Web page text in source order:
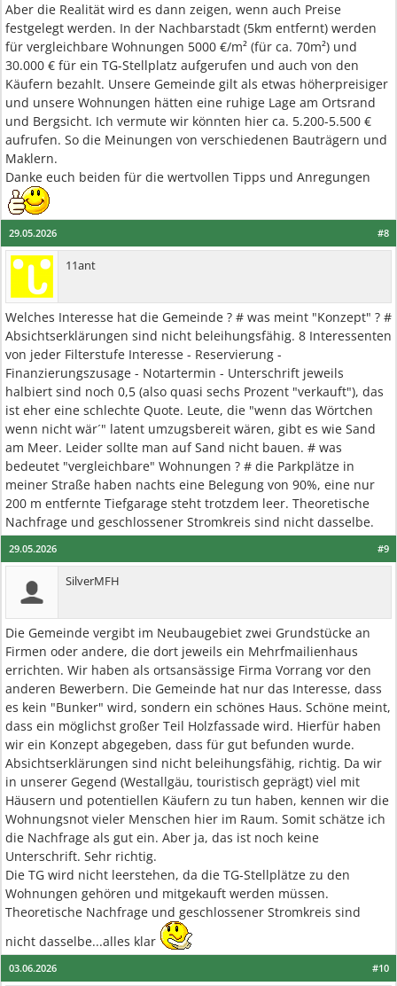
Aber die Realität wird es dann zeigen, wenn auch Preise
festgelegt werden. In der Nachbarstadt (5km entfernt) werden
für vergleichbare Wohnungen 5000 €/m² (für ca. 70m²) und
30.000 € für ein TG-Stellplatz aufgerufen und auch von den
Käufern bezahlt. Unsere Gemeinde gilt als etwas höherpreisiger
und unsere Wohnungen hätten eine ruhige Lage am Ortsrand
und Bergsicht. Ich vermute wir könnten hier ca. 5.200-5.500 €
aufrufen. So die Meinungen von verschiedenen Bauträgern und
Maklern.
Danke euch beiden für die wertvollen Tipps und Anregungen
#8
29.05.2026
11ant
Welches Interesse hat die Gemeinde ? # was meint "Konzept" ? #
Absichtserklärungen sind nicht beleihungsfähig. 8 Interessenten
von jeder Filterstufe Interesse - Reservierung -
Finanzierungszusage - Notartermin - Unterschrift jeweils
halbiert sind noch 0,5 (also quasi sechs Prozent "verkauft"), das
ist eher eine schlechte Quote. Leute, die "wenn das Wörtchen
wenn nicht wär´" latent umzugsbereit wären, gibt es wie Sand
am Meer. Leider sollte man auf Sand nicht bauen. # was
bedeutet "vergleichbare" Wohnungen ? # die Parkplätze in
meiner Straße haben nachts eine Belegung von 90%, eine nur
200 m entfernte Tiefgarage steht trotzdem leer. Theoretische
Nachfrage und geschlossener Stromkreis sind nicht dasselbe.
#9
29.05.2026
SilverMFH
Die Gemeinde vergibt im Neubaugebiet zwei Grundstücke an
Firmen oder andere, die dort jeweils ein Mehrfmailienhaus
errichten. Wir haben als ortsansässige Firma Vorrang vor den
anderen Bewerbern. Die Gemeinde hat nur das Interesse, dass
es kein "Bunker" wird, sondern ein schönes Haus. Schöne meint,
dass ein möglichst großer Teil Holzfassade wird. Hierfür haben
wir ein Konzept abgegeben, dass für gut befunden wurde.
Absichtserklärungen sind nicht beleihungsfähig, richtig. Da wir
in unserer Gegend (Westallgäu, touristisch geprägt) viel mit
Häusern und potentiellen Käufern zu tun haben, kennen wir die
Wohnungsnot vieler Menschen hier im Raum. Somit schätze ich
die Nachfrage als gut ein. Aber ja, das ist noch keine
Unterschrift. Sehr richtig.
Die TG wird nicht leerstehen, da die TG-Stellplätze zu den
Wohnungen gehören und mitgekauft werden müssen.
Theoretische Nachfrage und geschlossener Stromkreis sind
nicht dasselbe...alles klar
#10
03.06.2026